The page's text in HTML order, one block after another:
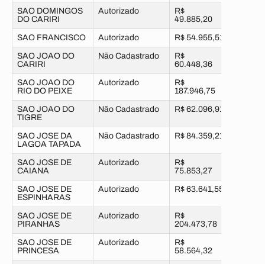
SAO DOMINGOS
DO CARIRI
Autorizado
R$
49.885,20
SAO FRANCISCO Autorizado R$ 54.955,51
SAO JOAO DO
CARIRI
Não Cadastrado
R$
60.448,36
SAO JOAO DO
RIO DO PEIXE
Autorizado
R$
187.946,75
SAO JOAO DO
TIGRE
Não Cadastrado R$ 62.096,91
SAO JOSE DA
LAGOA TAPADA
Não Cadastrado R$ 84.359,21
SAO JOSE DE
CAIANA
Autorizado
R$
75.853,27
SAO JOSE DE
ESPINHARAS
Autorizado R$ 63.641,55
SAO JOSE DE
PIRANHAS
Autorizado
R$
204.473,78
SAO JOSE DE
PRINCESA
Autorizado
R$
58.564,32